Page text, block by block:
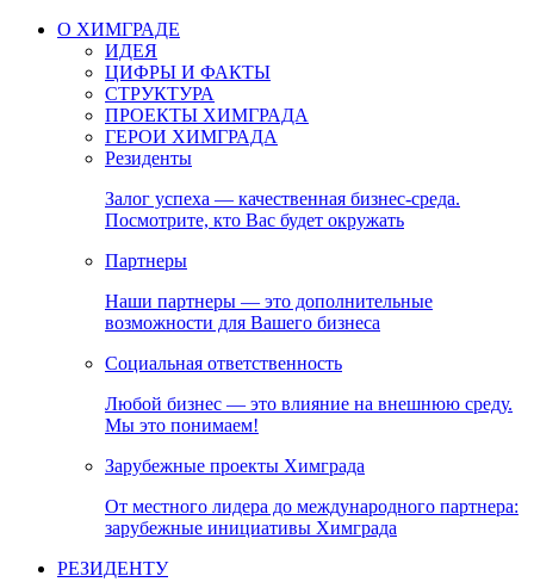
О ХИМГРАДЕ
ИДЕЯ
ЦИФРЫ И ФАКТЫ
СТРУКТУРА
ПРОЕКТЫ ХИМГРАДА
ГЕРОИ ХИМГРАДА
Резиденты
Залог успеха — качественная бизнес-среда.
Посмотрите, кто Вас будет окружать
Партнеры
Наши партнеры — это дополнительные
возможности для Вашего бизнеса
Социальная ответственность
Любой бизнес — это влияние на внешнюю среду.
Мы это понимаем!
Зарубежные проекты Химграда
От местного лидера до международного партнера:
зарубежные инициативы Химграда
РЕЗИДЕНТУ